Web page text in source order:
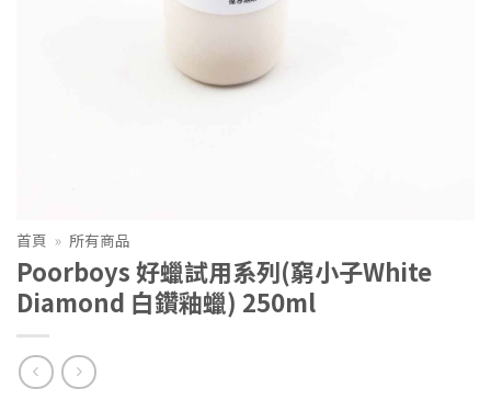
首頁 » 所有商品
Poorboys 好蠟試用系列(窮小子White
Diamond 白鑽釉蠟) 250ml